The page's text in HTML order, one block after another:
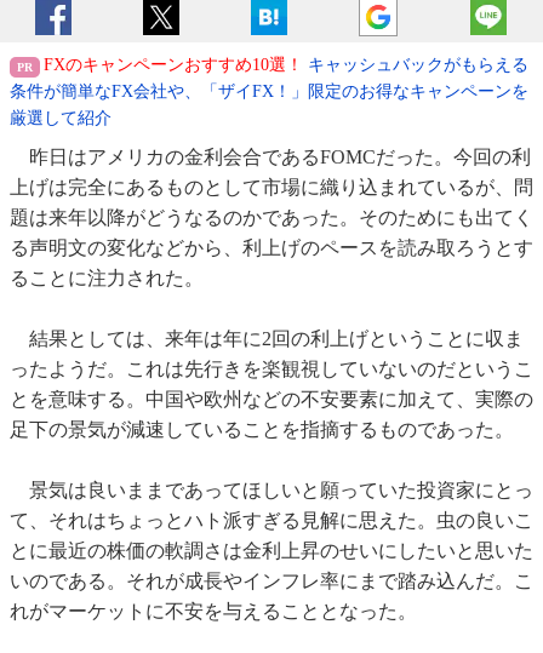
FXのキャンペーンおすすめ10選！
キャッシュバックがもらえる
条件が簡単なFX会社や、「ザイFX！」限定のお得なキャンペーンを
厳選して紹介
昨日はアメリカの金利会合であるFOMCだった。今回の利
上げは完全にあるものとして市場に織り込まれているが、問
題は来年以降がどうなるのかであった。そのためにも出てく
る声明文の変化などから、利上げのペースを読み取ろうとす
ることに注力された。
結果としては、来年は年に2回の利上げということに収ま
ったようだ。これは先行きを楽観視していないのだというこ
とを意味する。中国や欧州などの不安要素に加えて、実際の
足下の景気が減速していることを指摘するものであった。
景気は良いままであってほしいと願っていた投資家にとっ
て、それはちょっとハト派すぎる見解に思えた。虫の良いこ
とに最近の株価の軟調さは金利上昇のせいにしたいと思いた
いのである。それが成長やインフレ率にまで踏み込んだ。こ
れがマーケットに不安を与えることとなった。